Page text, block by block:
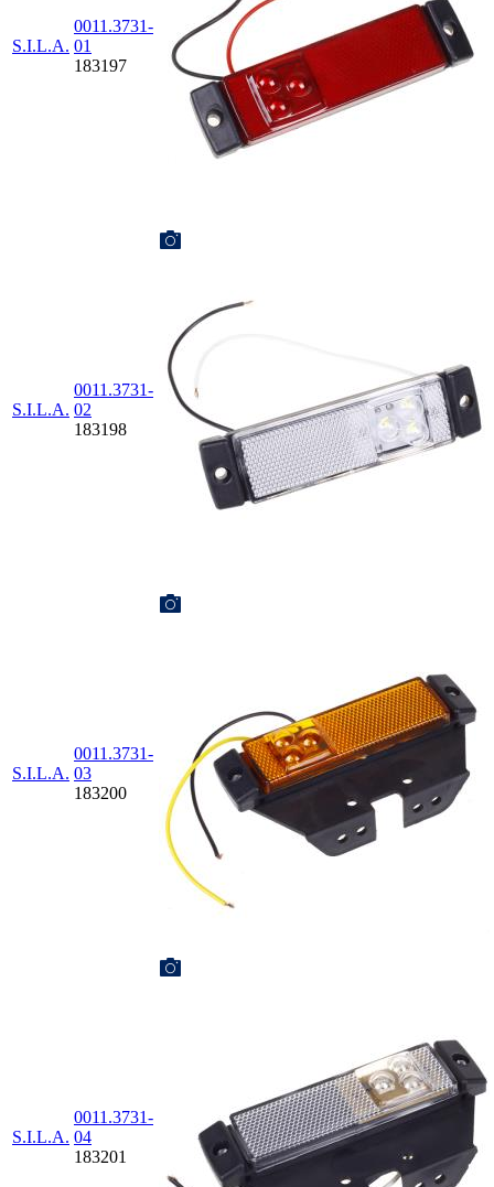
S.I.L.A.
0011.3731-
01
183197
S.I.L.A.
0011.3731-
02
183198
S.I.L.A.
0011.3731-
03
183200
S.I.L.A.
0011.3731-
04
183201